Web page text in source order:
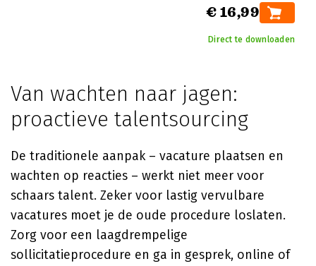
€ 16,99
Direct te downloaden
Van wachten naar jagen:
proactieve talentsourcing
De traditionele aanpak – vacature plaatsen en
wachten op reacties – werkt niet meer voor
schaars talent. Zeker voor lastig vervulbare
vacatures moet je de oude procedure loslaten.
Zorg voor een laagdrempelige
sollicitatieprocedure en ga in gesprek, online of